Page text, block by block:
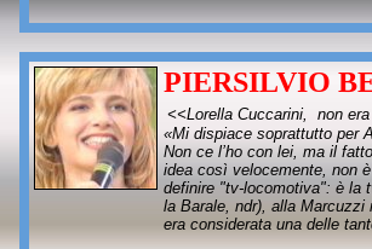
PIERSILVIO
<<Lorella Cuccarini, non
«Mi dispiace soprattutto per
Non ce l’ho con lei, ma il
idea così velocemente, non
definire "tv-locomotiva": è la
la Barale, ndr), alla
era considerata una delle